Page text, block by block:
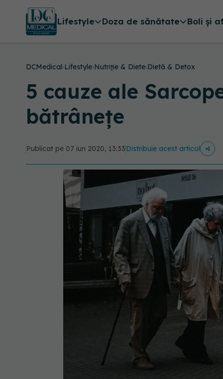
Lifestyle Doza de sănătate Boli și
DCMedical›Lifestyle›Nutriție & Diete›Dietă & Detox
5 cauze ale
bătrânețe
Publicat pe 07 iun 2020, 13:33Distribuie acest articol